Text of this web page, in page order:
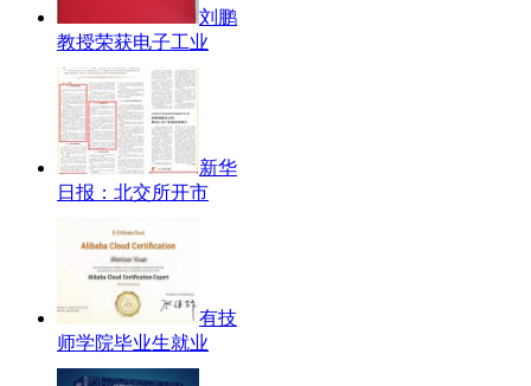
刘鹏
教授荣获电子工业
新华
日报：北交所开市
有技
师学院毕业生就业